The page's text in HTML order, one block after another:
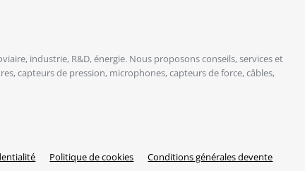
industrie, R&D, énergie. Nous proposons conseils, services et
capteurs de pression, microphones, capteurs de force, câbles,
Politique de cookies Conditions générales devente